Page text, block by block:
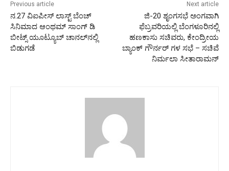
Previous article
ನ.27 ವಿಐಪೀಸ್ ಲಾಸ್ಟ್ ಬೆಂಚ್
ಸಿನಿಮಾದ ಆಂಥಮ್ ಸಾಂಗ್ ಡಿ
ಬೀಟ್ಸ್ ಯೂಟ್ಯೂಬ್ ಚಾನಲ್‍ನಲ್ಲಿ
ಬಿಡುಗಡೆ
Next article
ಜಿ-20 ಶೃಂಗಸಭೆ ಅಂಗವಾಗಿ
ಫೆಬ್ರವರಿಯಲ್ಲಿ ಬೆಂಗಳೂರಿನಲ್ಲಿ
ಹಣಕಾಸು ಸಚಿವರು, ಕೇಂದ್ರೀಯ
ಬ್ಯಾಂಕ್ ಗೌರ್ನರ್ ಗಳ ಸಭೆ – ಸಚಿವೆ
ನಿರ್ಮಲಾ ಸೀತಾರಾಮನ್